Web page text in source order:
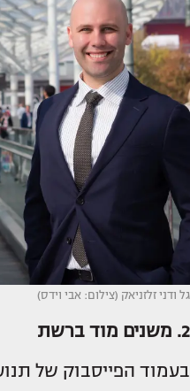
גל ודני זלזניאק (צילום: אבי וידס)
2. משנים מוד ברשת
בעמוד הפייסבוק של